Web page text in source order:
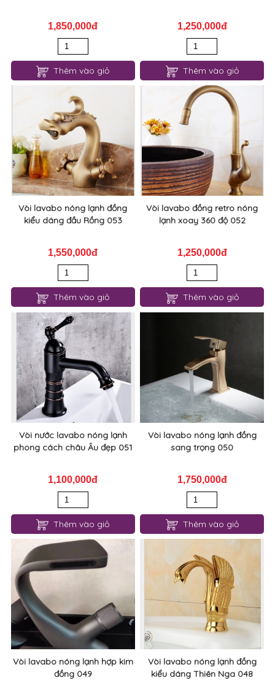
1,850,000đ
Thêm vào giỏ
1,250,000đ
Thêm vào giỏ
Vòi lavabo nóng lạnh đồng
kiểu dáng đầu Rồng 053
1,550,000đ
Thêm vào giỏ
Vòi lavabo đồng retro nóng
lạnh xoay 360 độ 052
1,250,000đ
Thêm vào giỏ
Vòi nước lavabo nóng lạnh
phong cách châu Âu đẹp 051
1,100,000đ
Thêm vào giỏ
Vòi lavabo nóng lạnh đồng
sang trọng 050
1,750,000đ
Thêm vào giỏ
Vòi lavabo nóng lạnh hợp kim
đồng 049
Vòi lavabo nóng lạnh đồng
kiểu dáng Thiên Nga 048